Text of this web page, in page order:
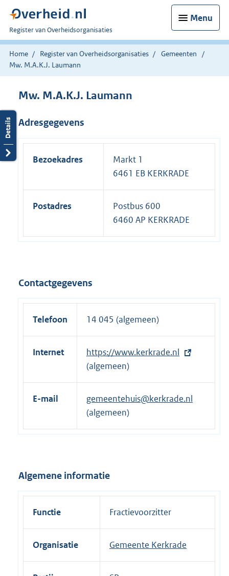
Menu
U
bent
nu
hier:
Register van Overheidsorganisaties
Home Register van Overheidsorganisaties
Gemeenten
Mw. M.A.K.J. Laumann
Mw. M.A.K.J. Laumann
Adresgegevens
Bezoekadres
Markt 1
6461 EB KERKRADE
Postadres
Postbus 600
6460 AP KERKRADE
Contactgegevens
Telefoon 14 045 (algemeen)
Internet
E
x
t
r
e
n
k
https://www.kerkrade.nl
(algemeen)
E-mail
gemeentehuis@kerkrade.nl
(algemeen)
Algemene informatie
Functie Fractievoorzitter
Organisatie Gemeente Kerkrade